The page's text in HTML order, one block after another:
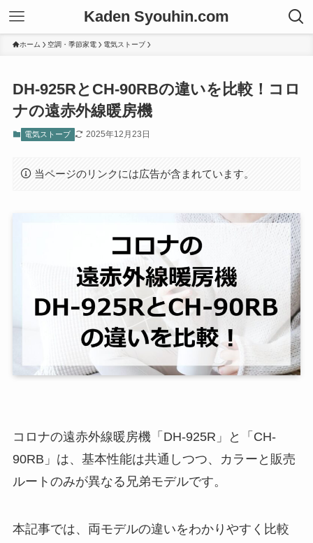
Kaden Syouhin.com
ホーム 空調・季節家電 電気ストーブ
DH-925RとCH-90RBの違いを比較！コロ
ナの遠赤外線暖房機
電気ストーブ 2025年12月23日
当ページのリンクには広告が含まれています。
コロナの遠赤外線暖房機「DH-925R」と「CH-
90RB」は、基本性能は共通しつつ、カラーと販売
ルートのみが異なる兄弟モデルです。
本記事では、両モデルの違いをわかりやすく比較